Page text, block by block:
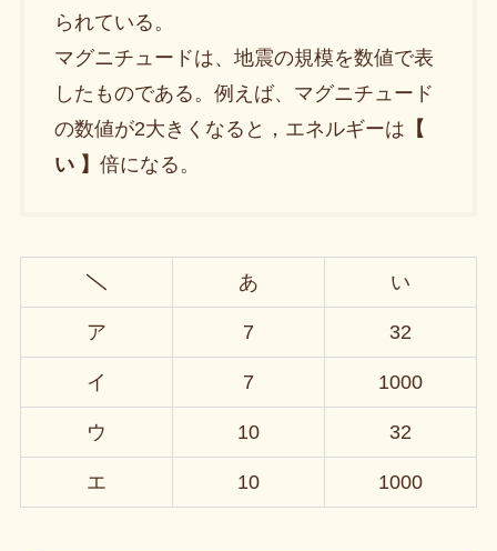
られている。
マグニチュードは、地震の規模を数値で表
したものである。例えば、マグニチュード
の数値が2大きくなると，エネルギーは 【
い 】 倍になる。
あ い
ア 7 32
イ 7 1000
ウ 10 32
エ 10 1000